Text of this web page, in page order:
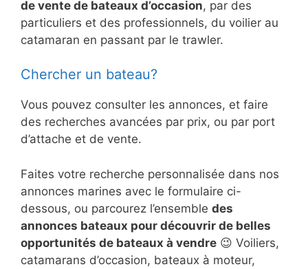
de vente de bateaux d’occasion, par des
particuliers et des professionnels, du voilier au
catamaran en passant par le trawler.
Chercher un bateau?
Vous pouvez consulter les annonces, et faire
des recherches avancées par prix, ou par port
d’attache et de vente.
Faites votre recherche personnalisée dans nos
annonces marines avec le formulaire ci-
dessous, ou parcourez l’ensemble des
annonces bateaux pour découvrir de belles
opportunités de bateaux à vendre 😉 Voiliers,
catamarans d’occasion, bateaux à moteur,